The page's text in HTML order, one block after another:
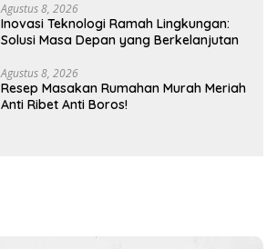
Agustus 8, 2026
Inovasi Teknologi Ramah Lingkungan:
Solusi Masa Depan yang Berkelanjutan
Agustus 8, 2026
Resep Masakan Rumahan Murah Meriah
Anti Ribet Anti Boros!